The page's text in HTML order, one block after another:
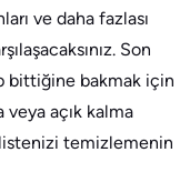
ve daha fazlası
Son
bittiğine bakmak için
veya açık kalma
listenizi temizlemenin